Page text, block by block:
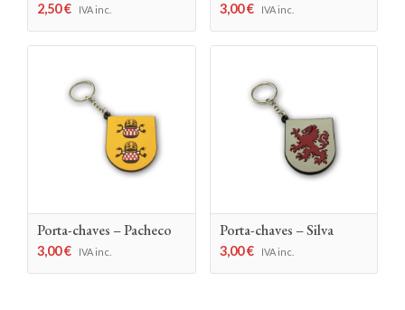
2,50€ IVA inc. 3,00€ IVA inc.
Porta-chaves – Pacheco
3,00€ IVA inc.
Porta-chaves – Silva
3,00€ IVA inc.